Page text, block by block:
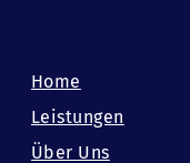
Home
Leistungen
Über Uns